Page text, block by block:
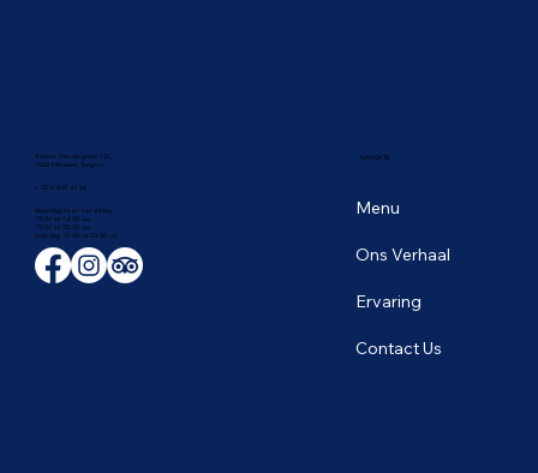
Avenue D'Auderghem 135,
1040 Etterbeek, Belgium
+ 32 2 649 43 66
Maandag tot en met vrijdag
12:00 tot 14:00 uur
19:00 tot 22:30 uur
​Zaterdag 19:00 tot 23:00 uur
Menu
Ons Verhaal
Ervaring
Contact Us
NAVIGATIE